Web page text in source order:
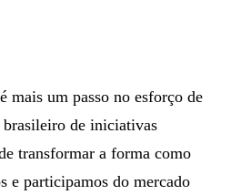
mais um passo no esforço de
de iniciativas
transformar a forma como
e participamos do mercado